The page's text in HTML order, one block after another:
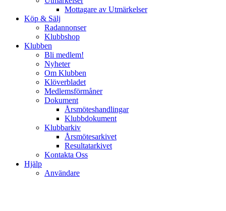
Mottagare av Utmärkelser
Köp & Sälj
Radannonser
Klubbshop
Klubben
Bli medlem!
Nyheter
Om Klubben
Klöverbladet
Medlemsförmåner
Dokument
Årsmöteshandlingar
Klubbdokument
Klubbarkiv
Årsmötesarkivet
Resultatarkivet
Kontakta Oss
Hjälp
Användare